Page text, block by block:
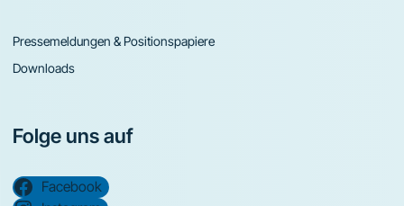
Pressemeldungen & Positionspapiere
Downloads
Folge uns auf
Facebook